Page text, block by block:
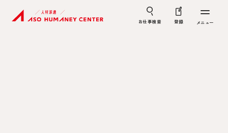
お仕事検索 登録